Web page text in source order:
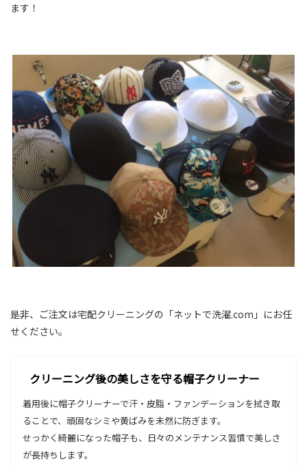
ます！
是非、ご注文は宅配クリーニングの「ネットで洗濯.com」にお任
せください。
クリーニング後の美しさを守る帽子クリーナー
着用後に帽子クリーナーで汗・皮脂・ファンデーションを拭き取
ることで、頑固なシミや黄ばみを未然に防ぎます。
せっかく綺麗になった帽子も、日々のメンテナンス習慣で美しさ
が長持ちします。